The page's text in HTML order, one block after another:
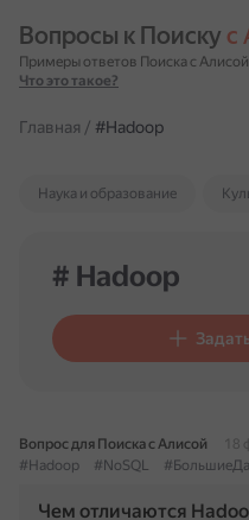
Вопросы к Поиску с
Примеры ответов Поиска с Алисой
Что это такое?
Главная / #Hadoop
Наука и образование
# Hadoop
Вопрос для Поиска с Алисой
18
#Hadoop
#NoSQL
Чем отличаются